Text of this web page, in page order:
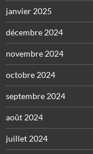
janvier 2025
décembre 2024
novembre 2024
octobre 2024
septembre 2024
août 2024
juillet 2024